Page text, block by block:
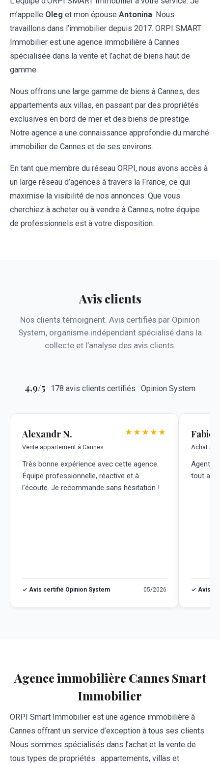
m’appelle Oleg et mon épouse Antonina. Nous
travaillons dans l’immobilier depuis 2017. ORPI SMART
Immobilier est une agence immobilière à Cannes
spécialisée dans la vente et l’achat de biens haut de
gamme.
Nous offrons une large gamme de biens à Cannes, des
appartements aux villas, en passant par des propriétés
exclusives en bord de mer et des biens de prestige.
Notre agence a une connaissance approfondie du marché
immobilier de Cannes et de ses environs.
En tant que membre du réseau ORPI, nous avons accès à
un large réseau d’agences à travers la France, ce qui
maximise la visibilité de nos annonces. Que vous
cherchiez à acheter ou à vendre à Cannes, notre équipe
de professionnels est à votre disposition.
Avis clients
Nos clients témoignent. Avis certifiés par Opinion
System, organisme indépendant spécialisé dans la
collecte et l’analyse des avis clients.
4,9/5 · 178 avis clients certifiés · Opinion System
Alexandr N.
Vente appartement à Cannes
★★★★★
Très bonne expérience avec cette agence.
Équipe professionnelle, réactive et à
l’écoute. Je recommande sans hésitation !
✓ Avis certifié Opinion System 05/2026
Achat
Agent
tout a
✓ Avis
Agence immobilière Cannes Smart
Immobilier
ORPI Smart Immobilier est une agence immobilière à
Cannes offrant un service d’exception à tous ses clients.
Nous sommes spécialisés dans l’achat et la vente de
tous types de propriétés : appartements, villas et